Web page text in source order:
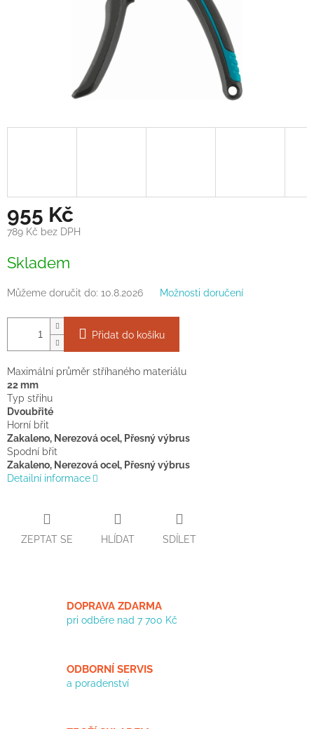
955 Kč
789 Kč bez DPH
cena:
Skladem
Můžeme doručit do: 10.8.2026 Možnosti doručení
Přidat do košíku
Maximální průměr stříhaného materiálu
22 mm
Typ střihu
Dvoubřité
Horní břit
Zakaleno, Nerezová ocel, Přesný výbrus
Spodní břit
Zakaleno, Nerezová ocel, Přesný výbrus
Detailní informace
ZEPTAT SE HLÍDAT SDÍLET
DOPRAVA ZDARMA
pri odběre nad 7 700 Kč
ODBORNÍ SERVIS
a poradenství